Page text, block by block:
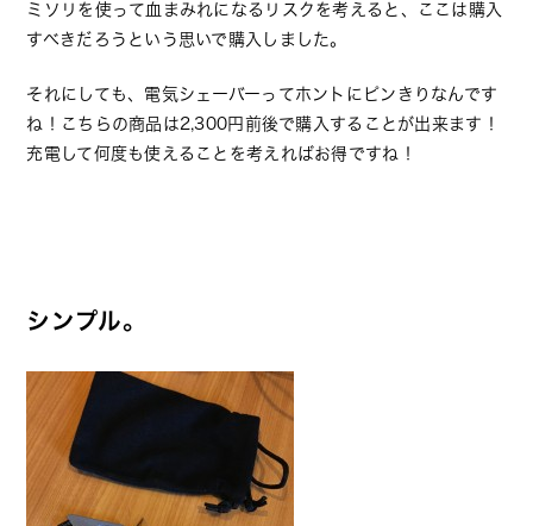
ミソリを使って血まみれになるリスクを考えると、ここは購入
すべきだろうという思いで購入しました。
それにしても、電気シェーバーってホントにピンきりなんです
ね！こちらの商品は2,300円前後で購入することが出来ます！
充電して何度も使えることを考えればお得ですね！
シンプル。